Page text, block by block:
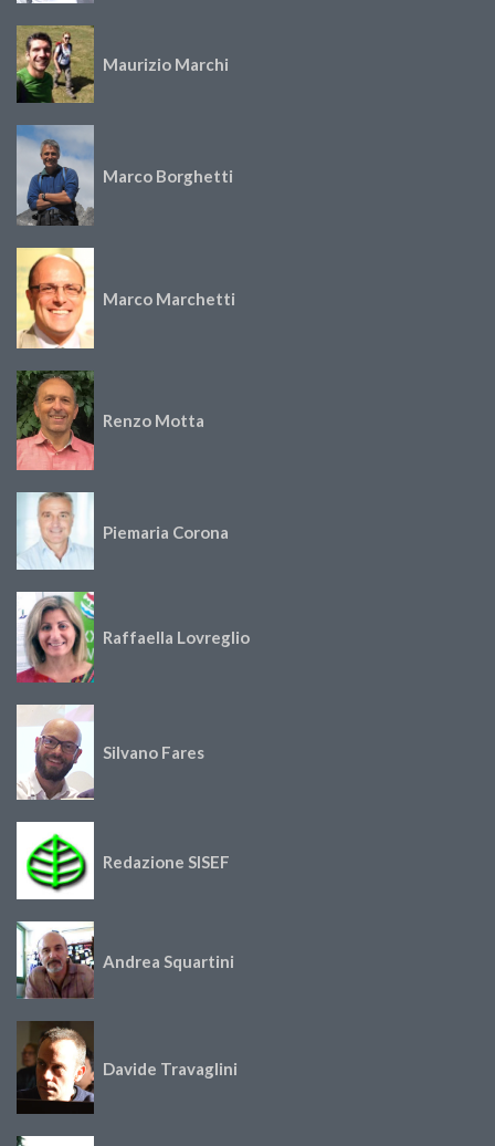
Maurizio Marchi
Marco Borghetti
Marco Marchetti
Renzo Motta
Piemaria Corona
Raffaella Lovreglio
Silvano Fares
Redazione SISEF
Andrea Squartini
Davide Travaglini